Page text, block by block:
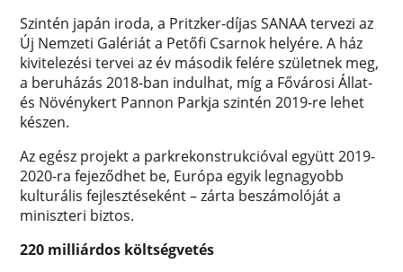
Szintén japán iroda, a Pritzker-díjas SANAA tervezi az
Új Nemzeti Galériát a Petőfi Csarnok helyére. A ház
kivitelezési tervei az év második felére születnek meg,
a beruházás 2018-ban indulhat, míg a Fővárosi Állat-
és Növénykert Pannon Parkja szintén 2019-re lehet
készen.
Az egész projekt a parkrekonstrukcióval együtt 2019-
2020-ra fejeződhet be, Európa egyik legnagyobb
kulturális fejlesztéseként – zárta beszámolóját a
miniszteri biztos.
220 milliárdos költségvetés